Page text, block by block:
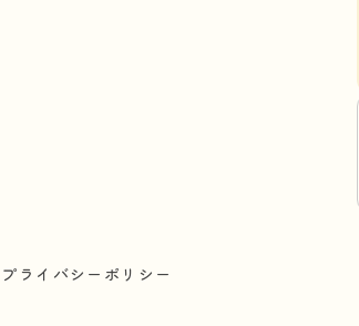
プライバシーポリシー